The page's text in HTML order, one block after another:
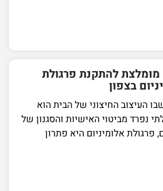
להתקנת פרגולת
בצפון
העיצוב החיצוני של הבית הוא
נפרד מביטוי האישיות והסגנון של
פרגולת אלומיניום היא פתרון